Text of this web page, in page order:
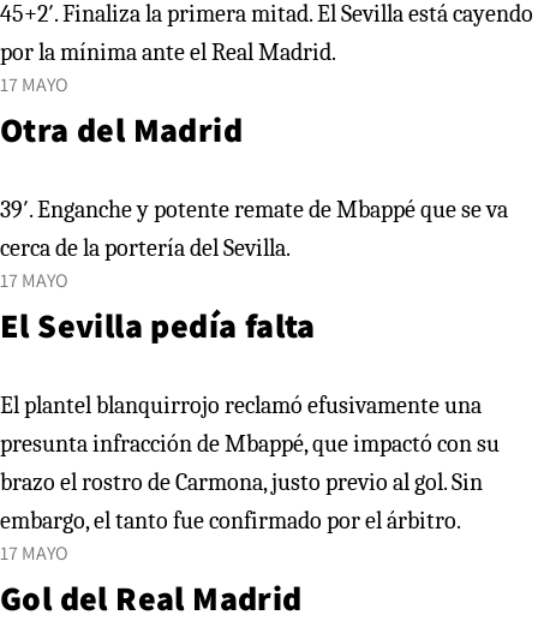
45+2′. Finaliza la primera mitad. El Sevilla está cayendo
por la mínima ante el Real Madrid.
17 MAYO
Otra del Madrid
39′. Enganche y potente remate de Mbappé que se va
cerca de la portería del Sevilla.
17 MAYO
El Sevilla pedía falta
El plantel blanquirrojo reclamó efusivamente una
presunta infracción de Mbappé, que impactó con su
brazo el rostro de Carmona, justo previo al gol. Sin
embargo, el tanto fue confirmado por el árbitro.
17 MAYO
Gol del Real Madrid